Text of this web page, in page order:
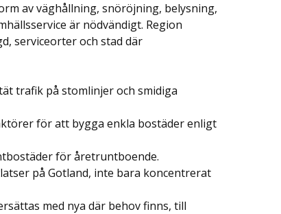
av väghållning, snöröjning, belysning,
är nödvändigt. Region
serviceorter och stad där
trafik på stomlinjer och smidiga
för att bygga enkla bostäder enligt
för åretruntboende.
på Gotland, inte bara koncentrerat
med nya där behov finns, till